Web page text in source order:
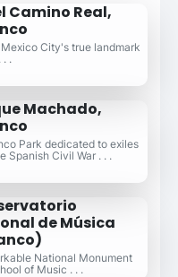
Camino Real,
City's true landmark
. .
Machado,
Park dedicated to exiles
Spanish Civil War . . .
de Música
National Monument
of Music . . .